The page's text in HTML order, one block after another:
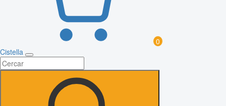
0
Cistella